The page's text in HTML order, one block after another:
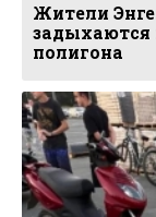
Жители
задыхаются
полигона